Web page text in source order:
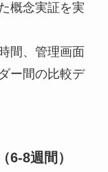
概念実証を実
間、管理画面
ー間の比較デ
6-8週間）